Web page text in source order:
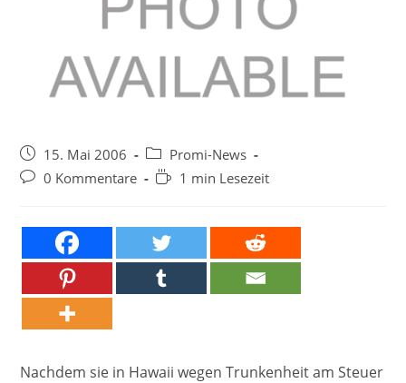
Beitrag
veröffentlicht:
15. Mai 2006
Beitrags-
Kategorie:
Promi-News
Beitrags-
0 Kommentare Lesedauer:
1 min Lesezeit
Nachdem sie in Hawaii wegen Trunkenheit am Steuer